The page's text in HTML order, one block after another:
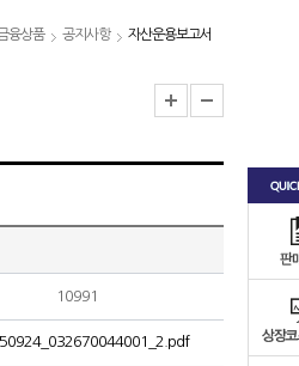
융상품 공지사항 자산운용보고서
10991